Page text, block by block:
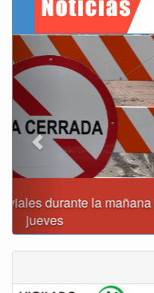
Tunja recibirá la Gran
Previous